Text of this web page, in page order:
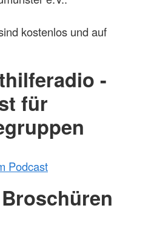
kostenlos und auf
-
für
Podcast